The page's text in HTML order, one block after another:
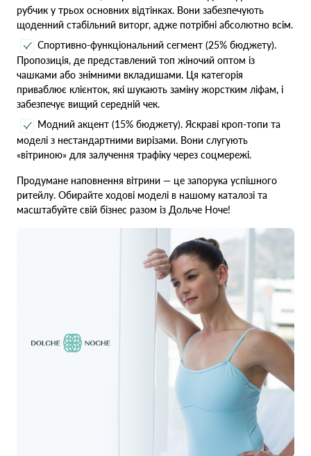
рубчик у трьох основних відтінках. Вони забезпечують
щоденний стабільний виторг, адже потрібні абсолютно всім.
Спортивно-функціональний сегмент (25% бюджету).
Пропозиція, де представлений топ жіночий оптом із
чашками або знімними вкладишами. Ця категорія
приваблює клієнток, які шукають заміну жорстким ліфам, і
забезпечує вищий середній чек.
Модний акцент (15% бюджету). Яскраві кроп-топи та
моделі з нестандартними вирізами. Вони слугують
«вітриною» для залучення трафіку через соцмережі.
Продумане наповнення вітрини — це запорука успішного
ритейлу. Обирайте ходові моделі в нашому каталозі та
масштабуйте свій бізнес разом із Дольче Ноче!